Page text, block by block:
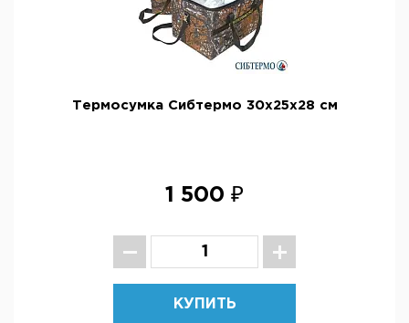
Термосумка Сибтермо 30х25х28 см
1 500 ₽
КУПИТЬ